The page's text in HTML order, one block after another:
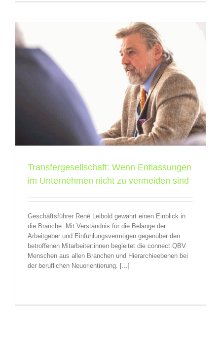
Transfergesellschaft: Wenn Entlassungen
im Unternehmen nicht zu vermeiden sind
Geschäftsführer René Leibold gewährt einen Einblick in
die Branche. Mit Verständnis für die Belange der
Arbeitgeber und Einfühlungsvermögen gegenüber den
betroffenen Mitarbeiter:innen begleitet die connect.QBV
Menschen aus allen Branchen und Hierarchieebenen bei
der beruflichen Neuorientierung. [...]